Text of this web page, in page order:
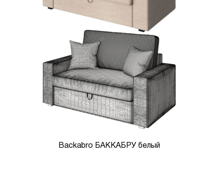
Backabro БАККАБРУ белый